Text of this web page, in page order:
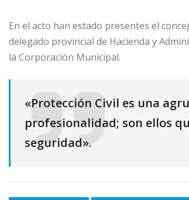
En el acto han estado presentes el
delegado provincial de Hacienda y
la Corporación Municipal.
«Protección Civil es una
profesionalidad; son ellos
seguridad».